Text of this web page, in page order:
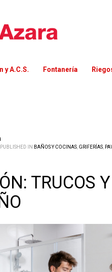
y A.C.S. Fontanería
PUBLISHED IN BAÑOS Y COCINAS GRIFERÍAS
TRUCOS